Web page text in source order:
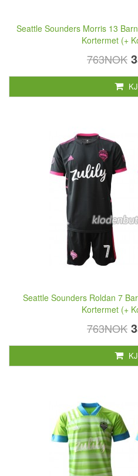
Seattle Sounders Morris 13
Kortermet (+
763NOK
Seattle Sounders Roldan 7
Kortermet (+
763NOK